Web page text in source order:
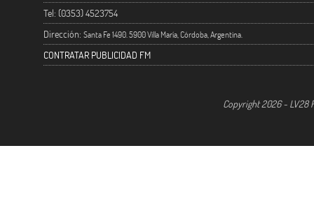
Tel: (0353) 4523754
Dirección: Santa Fe 1490. 5900 Villa María, Córdoba, Argentina.
CONTRATAR PUBLICIDAD FM
Copyright 2026 - LV28